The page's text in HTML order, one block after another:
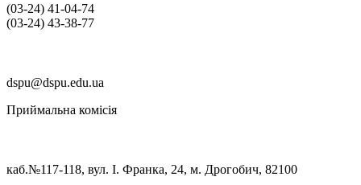
(03‑24) 41‑04‑74
(03‑24) 43‑38‑77
dspu@dspu.edu.ua
Приймальна комісія
каб.№117-118, вул. І. Франка, 24, м. Дрогобич, 82100